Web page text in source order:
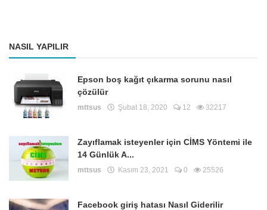
NASIL YAPILIR
Epson boş kağıt çıkarma sorunu nasıl
çözülür
mttsus Şubat 18, 2020 12 32217
Zayıflamak isteyenler için CİMS Yöntemi ile
14 Günlük A...
mttsus Kasım 23, 2021 0 25526
Facebook giriş hatası Nasıl Giderilir